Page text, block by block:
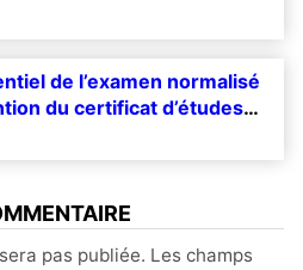
de l’examen normalisé
du certificat d’études
française
pas publiée. Les champs